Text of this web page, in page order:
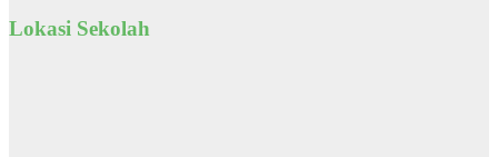
Lokasi Sekolah